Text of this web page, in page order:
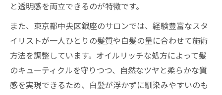
と透明感を両立できるのが特徴です。
また、東京都中央区銀座のサロンでは、経験豊富なスタ
イリストが一人ひとりの髪質や白髪の量に合わせて施術
方法を調整しています。オイルリッチな処方によって髪
のキューティクルを守りつつ、自然なツヤと柔らかな質
感を実現できるため、白髪が浮かずに馴染みやすいのも